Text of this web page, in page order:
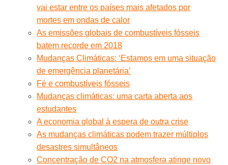
vai estar entre os países mais afetados por
mortes em ondas de calor
As emissões globais de combustíveis fósseis
batem recorde em 2018
Mudanças Climáticas: ‘Estamos em uma situação
de emergência planetária’
Fé e combustíveis fósseis
Mudanças climáticas: uma carta aberta aos
estudantes
A economia global à espera de outra crise
As mudanças climáticas podem trazer múltiplos
desastres simultâneos
Concentração de CO2 na atmosfera atinge novo